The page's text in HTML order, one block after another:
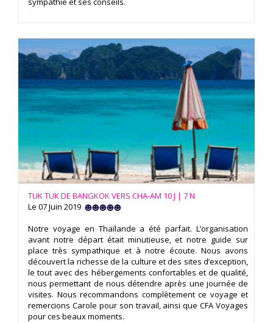
TUK TUK DE BANGKOK VERS CHA-AM 10 J | 7 N
Le 07 Juin 2019
Notre voyage en Thaïlande a été parfait. L’organisation
avant notre départ était minutieuse, et notre guide sur
place très sympathique et à notre écoute. Nous avons
découvert la richesse de la culture et des sites d’exception,
le tout avec des hébergements confortables et de qualité,
nous permettant de nous détendre après une journée de
visites. Nous recommandons complètement ce voyage et
remercions Carole pour son travail, ainsi que CFA Voyages
pour ces beaux moments.